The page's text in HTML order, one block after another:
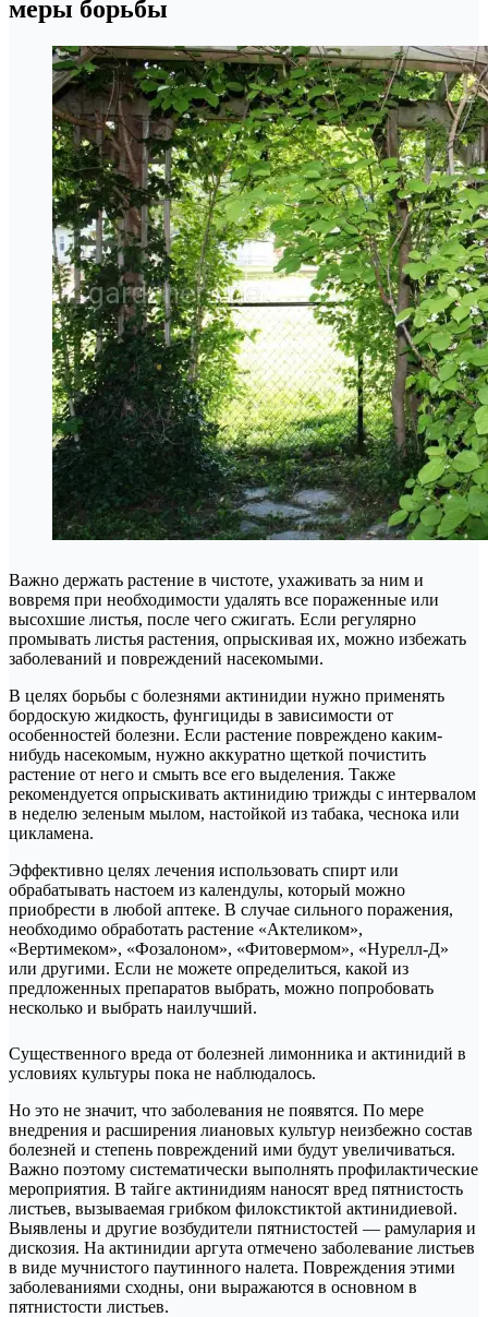
меры борьбы
Важно держать растение в чистоте, ухаживать за ним и
вовремя при необходимости удалять все пораженные или
высохшие листья, после чего сжигать. Если регулярно
промывать листья растения, опрыскивая их, можно избежать
заболеваний и повреждений насекомыми.
В целях борьбы с болезнями актинидии нужно применять
бордоскую жидкость, фунгициды в зависимости от
особенностей болезни. Если растение повреждено каким-
нибудь насекомым, нужно аккуратно щеткой почистить
растение от него и смыть все его выделения. Также
рекомендуется опрыскивать актинидию трижды с интервалом
в неделю зеленым мылом, настойкой из табака, чеснока или
цикламена.
Эффективно целях лечения использовать спирт или
обрабатывать настоем из календулы, который можно
приобрести в любой аптеке. В случае сильного поражения,
необходимо обработать растение «Актеликом»,
«Вертимеком», «Фозалоном», «Фитовермом», «Нурелл-Д»
или другими. Если не можете определиться, какой из
предложенных препаратов выбрать, можно попробовать
несколько и выбрать наилучший.
Существенного вреда от болезней лимонника и актинидий в
условиях культуры пока не наблюдалось.
Но это не значит, что заболевания не появятся. По мере
внедрения и расширения лиановых культур неизбежно состав
болезней и степень повреждений ими будут увеличиваться.
Важно поэтому систематически выполнять профилактические
мероприятия. В тайге актинидиям наносят вред пятнистость
листьев, вызываемая грибком филокстиктой актинидиевой.
Выявлены и другие возбудители пятнистостей — рамулария и
дискозия. На актинидии аргута отмечено заболевание листьев
в виде мучнистого паутинного налета. Повреждения этими
заболеваниями сходны, они выражаются в основном в
пятнистости листьев.